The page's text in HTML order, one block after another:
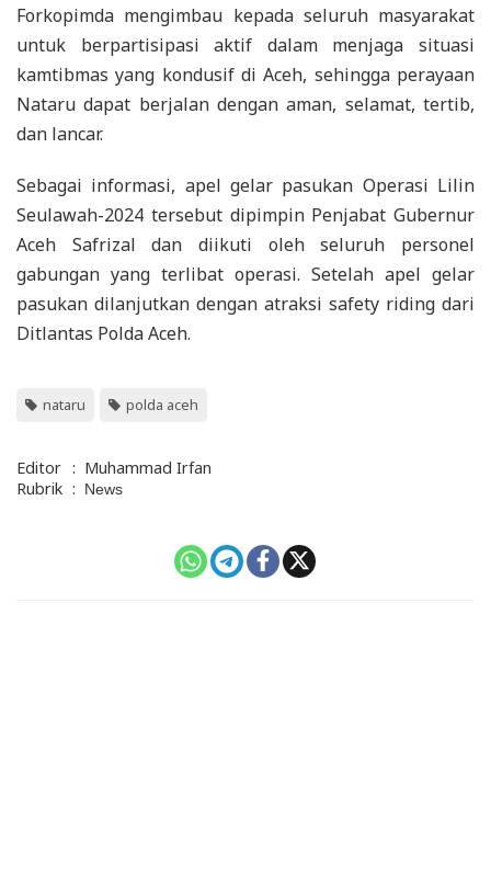
Forkopimda mengimbau kepada seluruh masyarakat
untuk berpartisipasi aktif dalam menjaga situasi
kamtibmas yang kondusif di Aceh, sehingga perayaan
Nataru dapat berjalan dengan aman, selamat, tertib,
dan lancar.
Sebagai informasi, apel gelar pasukan Operasi Lilin
Seulawah-2024 tersebut dipimpin Penjabat Gubernur
Aceh Safrizal dan diikuti oleh seluruh personel
gabungan yang terlibat operasi. Setelah apel gelar
pasukan dilanjutkan dengan atraksi safety riding dari
Ditlantas Polda Aceh.
nataru polda aceh
Editor : Muhammad Irfan
Rubrik : News